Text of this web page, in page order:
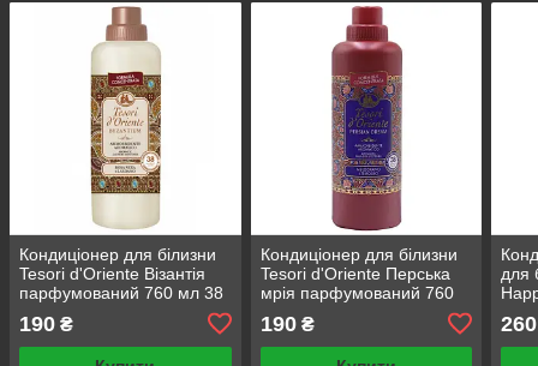
Кондиціонер для білизни
Tesori d'Oriente Візантія
парфумований 760 мл 38
190 ₴
Кондиціонер для білизни
Tesori d'Oriente Перська
мрія парфумований 760
190₴
для